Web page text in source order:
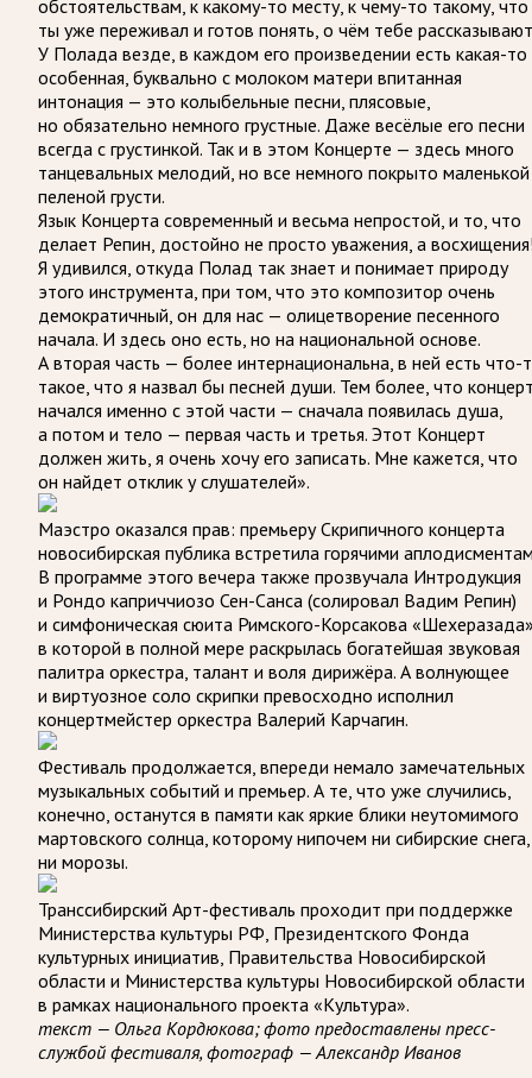
обстоятельствам, к какому-то месту, к чему-то такому, что
ты уже переживал и готов понять, о чём тебе
У Полада везде, в каждом его произведении есть какая-то
особенная, буквально с молоком матери впитанная
интонация — это колыбельные песни, плясовые,
но обязательно немного грустные. Даже весёлые его песни
всегда с грустинкой. Так и в этом Концерте — здесь много
танцевальных мелодий, но все немного покрыто маленькой
пеленой грусти.
Язык Концерта современный и весьма непростой, и то, что
делает Репин, достойно не просто уважения, а
Я удивился, откуда Полад так знает и понимает природу
этого инструмента, при том, что это композитор очень
демократичный, он для нас — олицетворение песенного
начала. И здесь оно есть, но на национальной основе.
А вторая часть — более интернациональна, в ней есть что-
такое, что я назвал бы песней души. Тем более, что
начался именно с этой части — сначала появилась душа,
а потом и тело — первая часть и третья. Этот Концерт
должен жить, я очень хочу его записать. Мне кажется, что
он найдет отклик у слушателей».
Маэстро оказался прав: премьеру Скрипичного концерта
новосибирская публика встретила горячими
В программе этого вечера также прозвучала Интродукция
и Рондо каприччиозо Сен-Санса (солировал Вадим Репин)
и симфоническая сюита Римского-Корсакова
в которой в полной мере раскрылась богатейшая звуковая
палитра оркестра, талант и воля дирижёра. А волнующее
и виртуозное соло скрипки превосходно исполнил
концертмейстер оркестра Валерий Карчагин.
Фестиваль продолжается, впереди немало замечательных
музыкальных событий и премьер. А те, что уже случились,
конечно, останутся в памяти как яркие блики неутомимого
мартовского солнца, которому нипочем ни сибирские снега,
ни морозы.
Транссибирский Арт-фестиваль проходит при поддержке
Министерства культуры РФ, Президентского Фонда
культурных инициатив, Правительства Новосибирской
области и Министерства культуры Новосибирской области
в рамках национального проекта «Культура».
текст — Ольга Кордюкова; фото предоставлены пресс-
службой фестиваля, фотограф — Александр Иванов